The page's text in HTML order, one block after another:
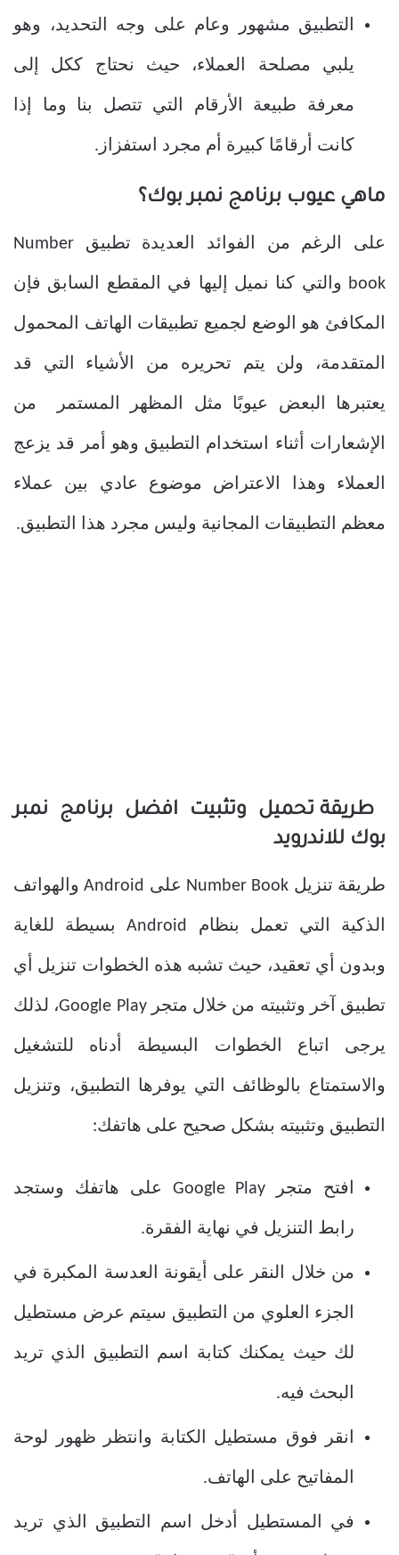
التطبيق مشهور وعام على وجه التحديد، وهو
يلبي مصلحة العملاء، حيث نحتاج ككل إلى
معرفة طبيعة الأرقام التي تتصل بنا وما إذا
كانت أرقامًا كبيرة أم مجرد استفزاز.
ماهي عيوب برنامج نمبر بوك؟
على الرغم من الفوائد العديدة تطبيق Number
book والتي كنا نميل إليها في المقطع السابق فإن
المكافئ هو الوضع لجميع تطبيقات الهاتف المحمول
المتقدمة، ولن يتم تحريره من الأشياء التي قد
يعتبرها البعض عيوبًا مثل المظهر المستمر من
الإشعارات أثناء استخدام التطبيق وهو أمر قد يزعج
العملاء وهذا الاعتراض موضوع عادي بين عملاء
معظم التطبيقات المجانية وليس مجرد هذا التطبيق.
طريقة تحميل وتثبيت افضل برنامج نمبر
بوك للاندرويد
طريقة تنزيل Number Book على Android والهواتف
الذكية التي تعمل بنظام Android بسيطة للغاية
وبدون أي تعقيد، حيث تشبه هذه الخطوات تنزيل أي
تطبيق آخر وتثبيته من خلال متجر Google Play، لذلك
يرجى اتباع الخطوات البسيطة أدناه للتشغيل
والاستمتاع بالوظائف التي يوفرها التطبيق، وتنزيل
التطبيق وتثبيته بشكل صحيح على هاتفك:
افتح متجر Google Play على هاتفك وستجد
رابط التنزيل في نهاية الفقرة.
من خلال النقر على أيقونة العدسة المكبرة في
الجزء العلوي من التطبيق سيتم عرض مستطيل
لك حيث يمكنك كتابة اسم التطبيق الذي تريد
البحث فيه.
انقر فوق مستطيل الكتابة وانتظر ظهور لوحة
المفاتيح على الهاتف.
في المستطيل أدخل اسم التطبيق الذي تريد